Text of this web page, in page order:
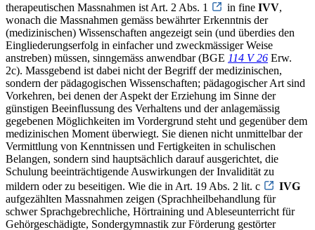
therapeutischen Massnahmen ist Art. 2 Abs. 1
in fine IVV,
wonach die Massnahmen gemäss bewährter Erkenntnis der
(medizinischen) Wissenschaften angezeigt sein (und überdies den
Eingliederungserfolg in einfacher und zweckmässiger Weise
anstreben) müssen, sinngemäss anwendbar (BGE 114 V 26 Erw.
2c). Massgebend ist dabei nicht der Begriff der medizinischen,
sondern der pädagogischen Wissenschaften; pädagogischer Art sind
Vorkehren, bei denen der Aspekt der Erziehung im Sinne der
günstigen Beeinflussung des Verhaltens und der anlagemässig
gegebenen Möglichkeiten im Vordergrund steht und gegenüber dem
medizinischen Moment überwiegt. Sie dienen nicht unmittelbar der
Vermittlung von Kenntnissen und Fertigkeiten in schulischen
Belangen, sondern sind hauptsächlich darauf ausgerichtet, die
Schulung beeinträchtigende Auswirkungen der Invalidität zu
mildern oder zu beseitigen. Wie die in Art. 19 Abs. 2 lit. c
IVG
aufgezählten Massnahmen zeigen (Sprachheilbehandlung für
schwer Sprachgebrechliche, Hörtraining und Ableseunterricht für
Gehörgeschädigte, Sondergymnastik zur Förderung gestörter